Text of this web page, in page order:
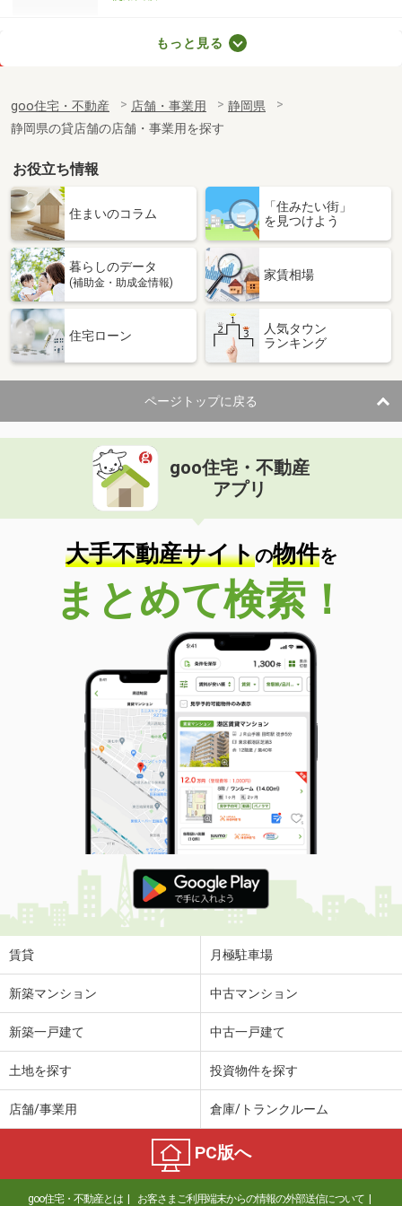
静岡県静岡市葵区瀬名６丁目
物件種別 貸駐車場
使用面積 -
静岡県焼津市小屋敷
価 格
0.44万円
静岡県焼津市小屋敷
物件種別 貸駐車場
使用面積
静岡県焼津市小屋敷
住 所
静岡県焼津市小屋敷
物件種別 貸駐車場
使用面積 -
静岡県焼津市小屋敷
価 格
住 所
静岡県焼津市小屋敷
物件種別 貸駐車場
使用面積
-
静岡県焼津市小屋敷
価 格
0.44万円
静岡県焼津市小屋敷
貸駐車場
使用面積 -
静岡県焼津市小屋敷
価 格
0.44万円
住 所
静岡県焼津市小屋敷
物件種別 貸駐車場
使用面積 -
静岡県焼津市小屋敷
価 格
0.44万円
住 所
静岡県焼津市小屋敷
物件種別
静岡県浜松市中央区助信町
0.66万円
貸駐車場
静岡県富士市中島
0.44万円
住 所
静岡県富士市中島
物件種別 貸駐車場
もっと見る
goo住宅・不動産 店舗・事業用
静岡県
静岡県の貸店舗の店舗・事業用を探す
お役立ち情報
住まいのコラム
「住みたい街」
を見つけよう
暮らしのデータ
(補助金・助成金情報)
家賃相場
住宅ローン
人気タウン
ランキング
ページトップに戻る
goo住宅・不動産
アプリ
大手不動産サイトの物件を
まとめて検索！
賃貸 月極駐車場
新築マンション 中古マンション
新築一戸建て 中古一戸建て
土地を探す 投資物件を探す
店舗/事業用 倉庫/トランクルーム
PC版へ
goo住宅・不動産とは お客さまご利用端末からの情報の外部送信について